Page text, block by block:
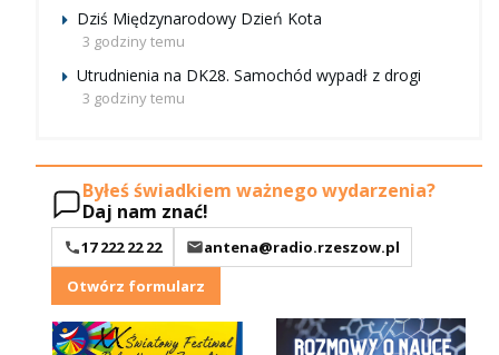
Dziś Międzynarodowy Dzień Kota
3 godziny temu
Utrudnienia na DK28. Samochód wypadł z drogi
3 godziny temu
Byłeś świadkiem ważnego wydarzenia?
Daj nam znać!
17 222 22 22
antena@radio.rzeszow.pl
Otwórz formularz